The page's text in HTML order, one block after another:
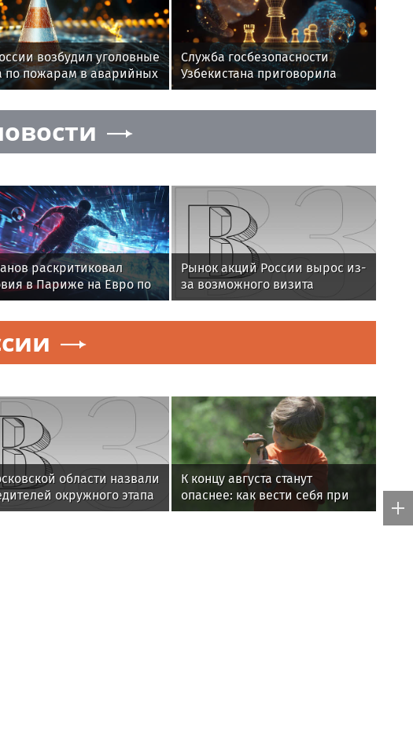
возбудил уголовные
по пожарам в аварийных
Служба госбезопасности
Узбекистана приговорила
экстремистов к срокам
раскритиковал
в Париже на Евро по
Рынок акций России вырос из-
за возможного визита
Уиткоффа и Кушнера
области назвали
окружного этапа
«Зарница 2.0»
К концу августа станут
опаснее: как вести себя при
встрече со змеей и что делать